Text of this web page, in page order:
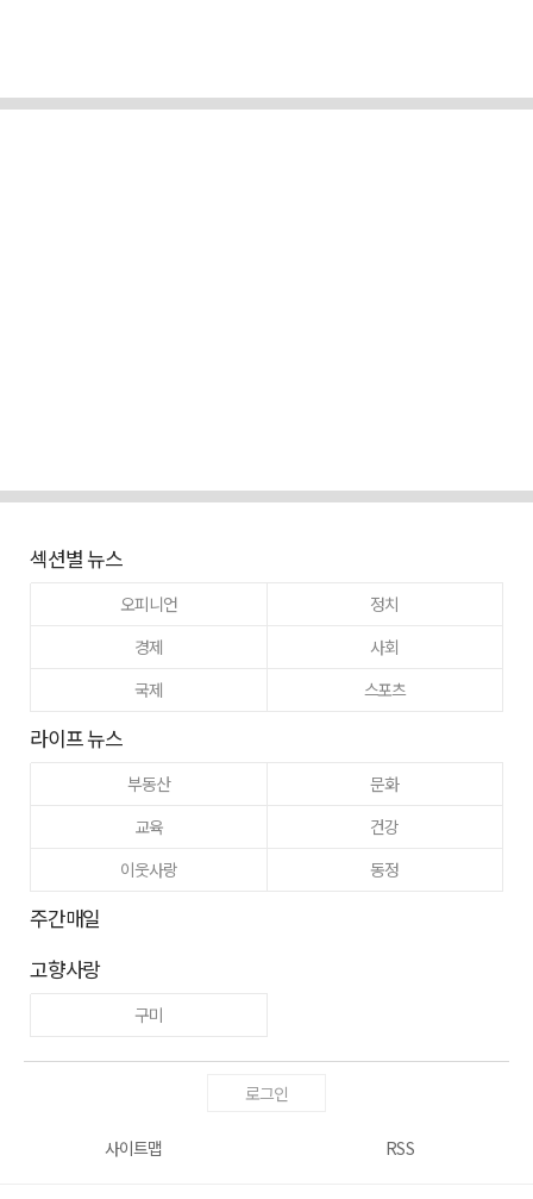
섹션별 뉴스
오피니언
정치
경제
사회
국제
스포츠
라이프 뉴스
부동산
문화
교육
건강
이웃사랑
동정
주간매일
고향사랑
구미
로그인
사이트맵 RSS